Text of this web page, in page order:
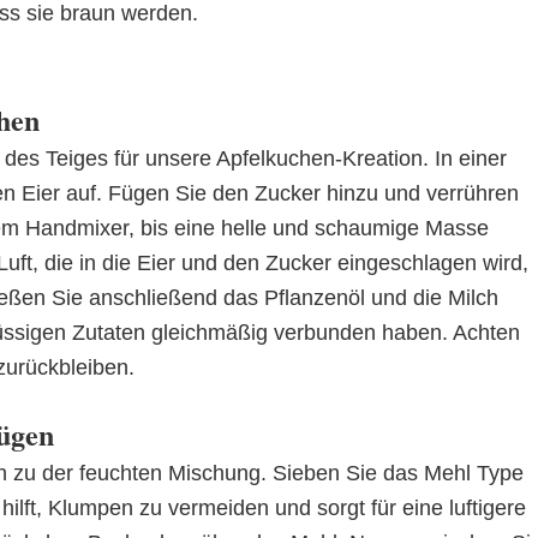
sie braun werden.
Teiges für unsere Apfelkuchen-Kreation. In einer
Eier auf. Fügen Sie den Zucker hinzu und verrühren
Handmixer, bis eine helle und schaumige Masse
die in die Eier und den Zucker eingeschlagen wird,
Sie anschließend das Pflanzenöl und die Milch
Zutaten gleichmäßig verbunden haben. Achten
der feuchten Mischung. Sieben Sie das Mehl Type
Klumpen zu vermeiden und sorgt für eine luftigere